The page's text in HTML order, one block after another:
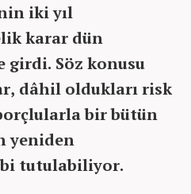
iki yıl
karar dün
Söz konusu
dâhil oldukları risk
bir bütün
yeniden
tutulabiliyor.